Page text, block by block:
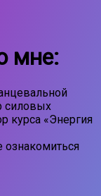
мне:
силовых
курса «Энергия